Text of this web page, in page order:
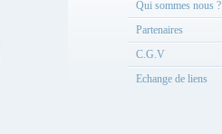
Qui sommes nous ?
Partenaires
C.G.V
Echange de liens